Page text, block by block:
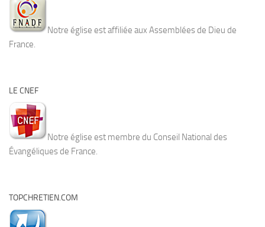
Notre église est affiliée aux Assemblées de Dieu de
France.
LE CNEF
Notre église est membre du Conseil National des
Évangéliques de France.
TOPCHRETIEN.COM